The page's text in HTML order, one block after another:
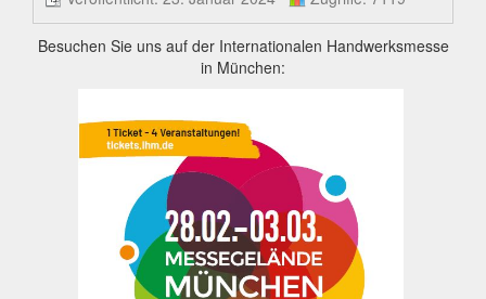
Besuchen Sie uns auf der Internationalen Handwerksmesse
in München: